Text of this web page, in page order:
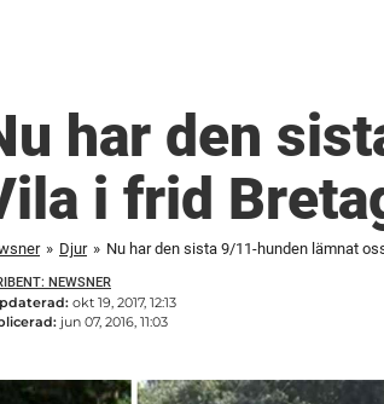
har den
i frid
» Djur » Nu har den sista 9/11-hunden lämnat
NEWSNER
okt 19, 2017, 12:13
jun 07, 2016, 11:03